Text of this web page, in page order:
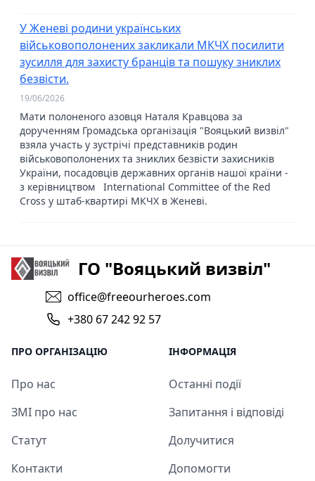
У Женеві родини українських
військовополонених закликали МКЧХ посилити
зусилля для захисту бранців та пошуку зниклих
безвісти.
19/06/2026
Мати полоненого азовця Наталя Кравцова за
дорученням Громадська організація "Вояцький визвіл"
взяла участь у зустрічі представників родин
військовополонених та зниклих безвісти захисників
України, посадовців державних органів нашої країни -
з керівництвом International Committee of the Red
Cross у штаб-квартирі МКЧХ в Женеві.
ГО "Вояцький визвіл"
office@freeourheroes.com
+380 67 242 92 57
ПРО ОРГАНІЗАЦІЮ
Про нас
ЗМІ про нас
Статут
Контакти
ІНФОРМАЦІЯ
Останні події
Запитання і відповіді
Долучитися
Допомогти